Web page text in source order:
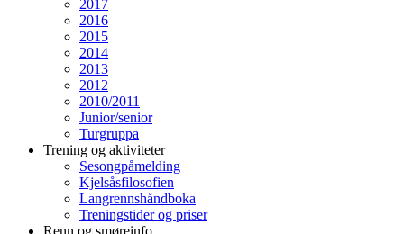
2017
2016
2015
2014
2013
2012
2010/2011
Junior/senior
Turgruppa
Trening og aktiviteter
Sesongpåmelding
Kjelsåsfilosofien
Langrennshåndboka
Treningstider og priser
Renn og smøreinfo